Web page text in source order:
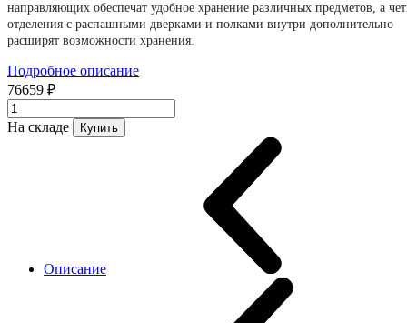
направляющих обеспечат удобное хранение различных предметов, а
отделения с распашными дверками и полками внутри дополнительно
расширят возможности хранения.
Подробное описание
76659 ₽
На складе Купить
Описание